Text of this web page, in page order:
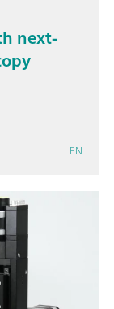
next-
EN